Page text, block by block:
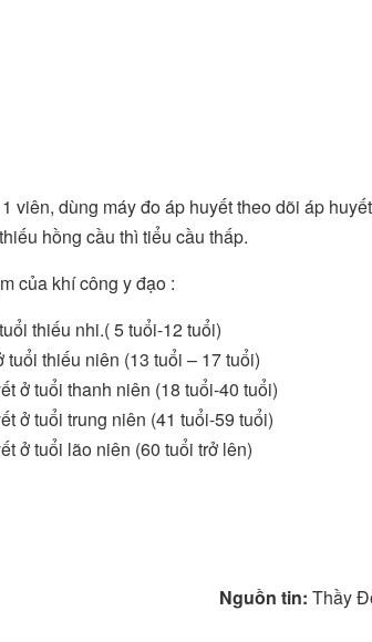
viên, dùng máy đo áp huyết theo dõi áp
hồng cầu thì tiểu cầu thấp.
của khí công y đạo :
thiếu nhi.( 5 tuổi-12 tuổi)
thiếu niên (13 tuổi – 17 tuổi)
ở tuổi thanh niên (18 tuổi-40 tuổi)
ở tuổi trung niên (41 tuổi-59 tuổi)
ở tuổi lão niên (60 tuổi trở lên)
Nguồn tin: Thầy